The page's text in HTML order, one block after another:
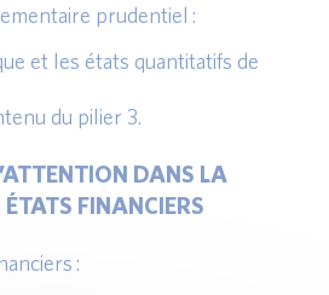
prudentiel :
et les états quantitatifs de
du pilier 3.
DANS LA
FINANCIERS
: